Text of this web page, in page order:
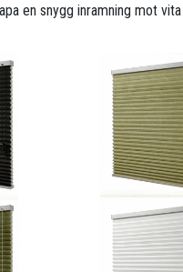
en snygg inramning mot vita